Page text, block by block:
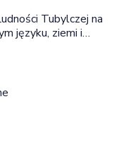
Tubylczej na
języku, ziemi i